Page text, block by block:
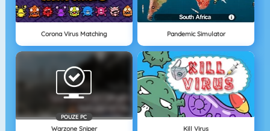
Corona Virus Matching Pandemic Simulator
POUZE PC
Warzone Sniper Kill Virus